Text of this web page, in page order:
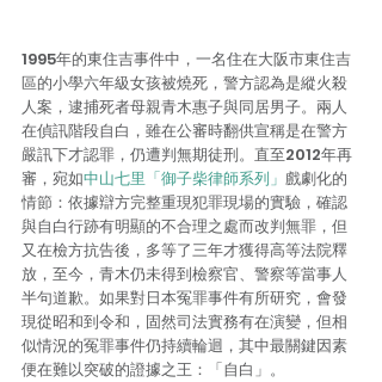
1995年的東住吉事件中，一名住在大阪市東住吉
區的小學六年級女孩被燒死，警方認為是縱火殺
人案，逮捕死者母親青木惠子與同居男子。兩人
在偵訊階段自白，雖在公審時翻供宣稱是在警方
嚴訊下才認罪，仍遭判無期徒刑。直至2012年再
審，宛如中山七里「御子柴律師系列」 戲劇化的
情節：依據辯方完整重現犯罪現場的實驗，確認
與自白行跡有明顯的不合理之處而改判無罪，但
又在檢方抗告後，多等了三年才獲得高等法院釋
放，至今，青木仍未得到檢察官、警察等當事人
半句道歉。如果對日本冤罪事件有所研究，會發
現從昭和到令和，固然司法實務有在演變，但相
似情況的冤罪事件仍持續輪迴，其中最關鍵因素
便在難以突破的證據之王：「自白」。